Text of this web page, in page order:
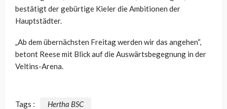
bestätigt der gebürtige Kieler die Ambitionen der
Hauptstädter.
„Ab dem übernächsten Freitag werden wir das angehen“,
betont Reese mit Blick auf die Auswärtsbegegnung in der
Veltins-Arena.
Tags : Hertha BSC